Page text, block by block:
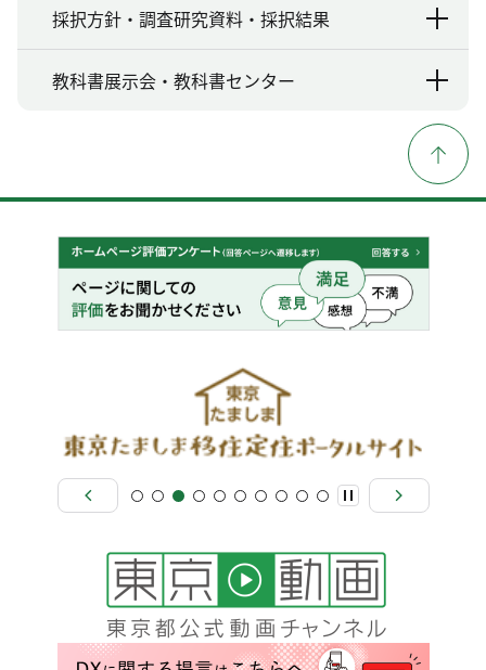
採択方針・調査研究資料・採択結果
教科書展示会・教科書センター